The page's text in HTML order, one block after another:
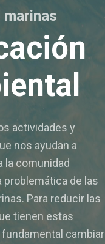
actividades y
nos ayudan a
la comunidad
problemática de las
Para reducir las
tienen estas
cambiar